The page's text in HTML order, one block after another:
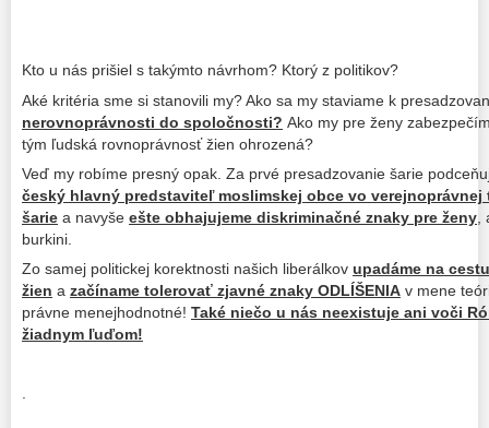
Kto u nás prišiel s takýmto návrhom? Ktorý z politikov?
Aké kritéria sme si stanovili my? Ako sa my staviame k
nerovnoprávnosti do spoločnosti? Ako my pre ženy
tým ľudská rovnoprávnosť žien ohrozená?
Veď my robíme presný opak. Za prvé presadzovanie šarie
český hlavný predstaviteľ moslimskej obce vo verejnoprávnej
šarie a navyše ešte obhajujeme diskriminačné znaky pre ženy
burkini.
Zo samej politickej korektnosti našich liberálkov upadáme na
žien a začíname tolerovať zjavné znaky ODLÍŠENIA v mene
právne menejhodnotné! Také niečo u nás neexistuje ani voči
žiadnym ľuďom!